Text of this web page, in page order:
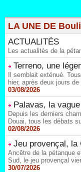
LA UNE DE
ACTUALITÉS
Les actualités de la
Terreno, une
Il semblait exténué.
hier, après deux jours
03/08/2026
Palavas, la
Depuis les derniers
Douai, tous les débats
02/08/2026
Jeu provençal, la
Ancêtre de la pétanque
Sud, le jeu provençal
30/07/2026